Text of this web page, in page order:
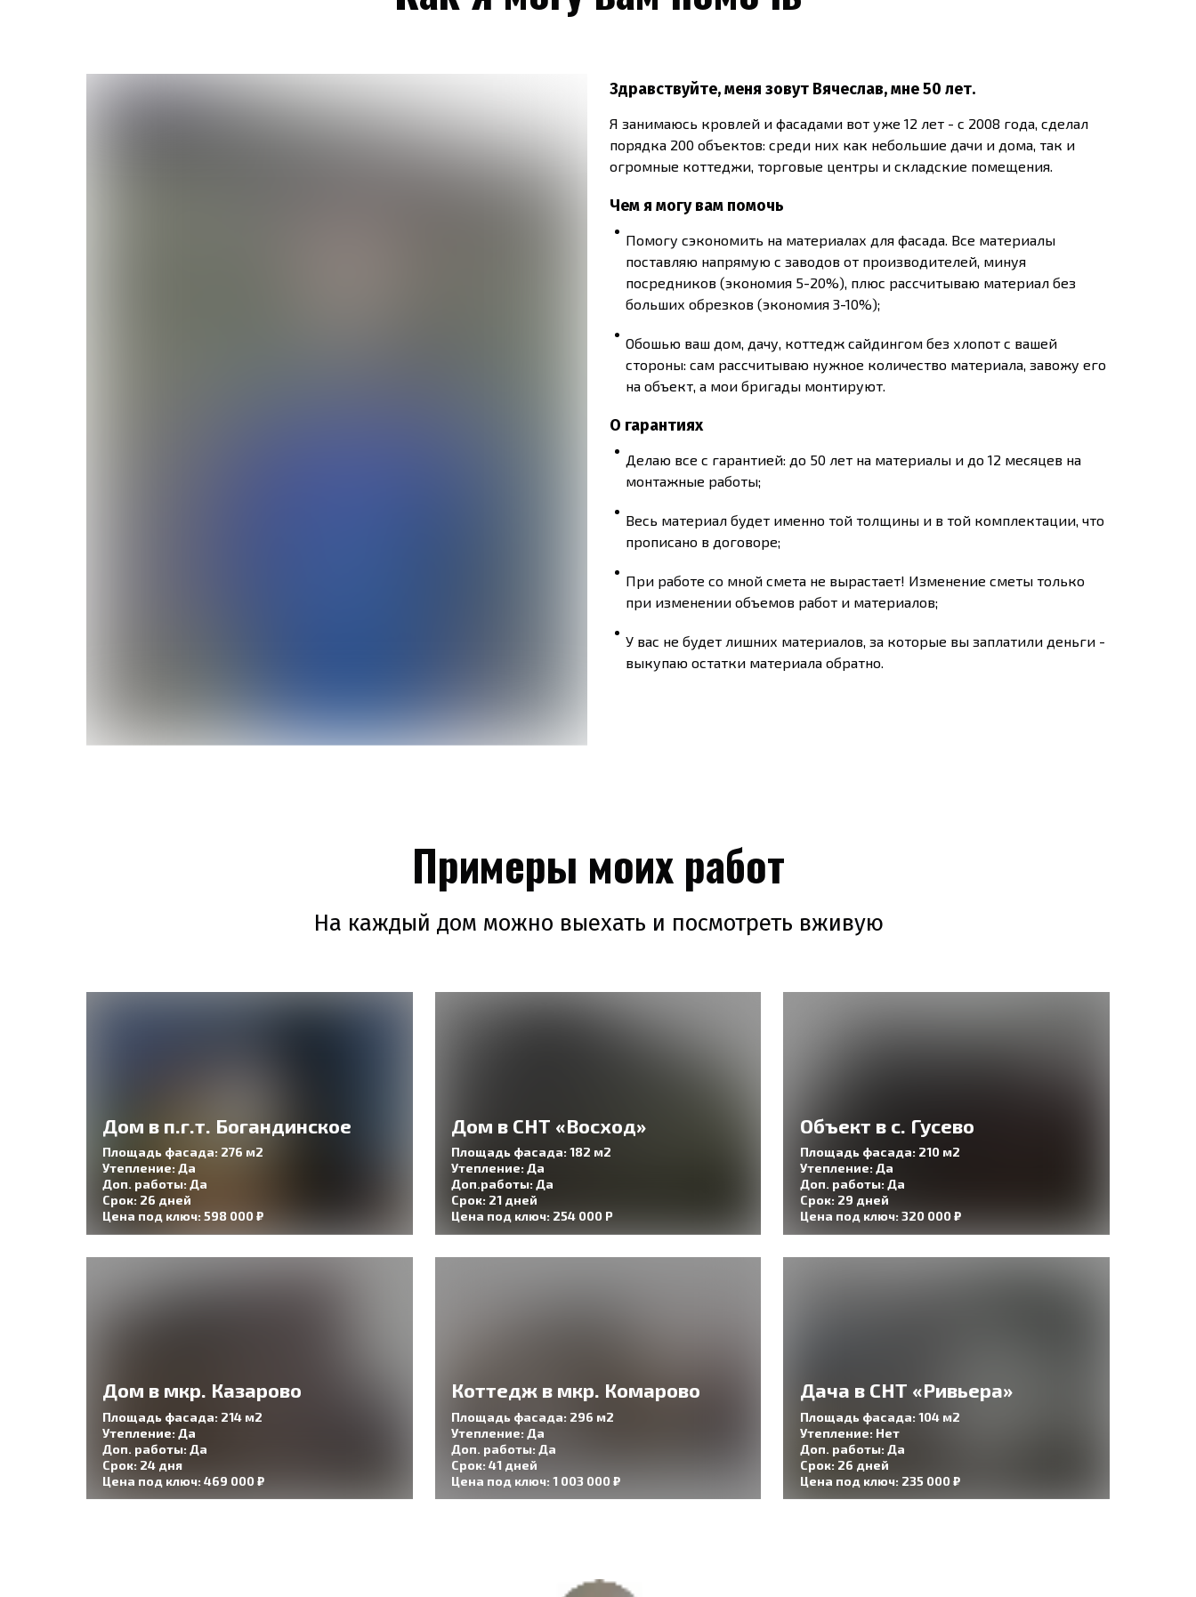
Здравствуйте, меня зовут Вячеслав, мне 50 лет.
Я занимаюсь кровлей и фасадами вот уже 12 лет - с 2008 года, сделал
порядка 200 объектов: среди них как небольшие дачи и дома, так и
огромные коттеджи, торговые центры и складские помещения.
Чем я могу вам помочь
Помогу сэкономить на материалах для фасада. Все материалы
поставляю напрямую с заводов от производителей, минуя
посредников (экономия 5-20%), плюс рассчитываю материал без
больших обрезков (экономия 3-10%);
Обошью ваш дом, дачу, коттедж сайдингом без хлопот с вашей
стороны: сам рассчитываю нужное количество материала, завожу его
на объект, а мои бригады монтируют.
О гарантиях
Делаю все с гарантией: до 50 лет на материалы и до 12 месяцев на
монтажные работы;
Весь материал будет именно той толщины и в той комплектации, что
прописано в договоре;
При работе со мной смета не вырастает! Изменение сметы только
при изменении объемов работ и материалов;
У вас не будет лишних материалов, за которые вы заплатили деньги -
выкупаю остатки материала обратно.
Примеры моих работ
На каждый дом можно выехать и посмотреть вживую
Дом в п.г.т. Богандинское
Площадь фасада: 276 м2
Утепление: Да
Доп. работы: Да
Срок: 26 дней
Цена под ключ: 598 000 ₽
Дом в СНТ «Восход»
Площадь фасада: 182 м2
Утепление: Да
Доп.работы: Да
Срок: 21 дней
Цена под ключ: 254 000 Р
Объект в с. Гусево
Площадь фасада: 210 м2
Утепление: Да
Доп. работы: Да
Срок: 29 дней
Цена под ключ: 320 000 ₽
Дом в мкр. Казарово
Площадь фасада: 214 м2
Утепление: Да
Доп. работы: Да
Срок: 24 дня
Цена под ключ: 469 000 ₽
Коттедж в мкр. Комарово
Площадь фасада: 296 м2
Утепление: Да
Доп. работы: Да
Срок: 41 дней
Цена под ключ: 1 003 000 ₽
Дача в СНТ «Ривьера»
Площадь фасада: 104 м2
Утепление: Нет
Доп. работы: Да
Срок: 26 дней
Цена под ключ: 235 000 ₽